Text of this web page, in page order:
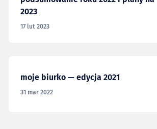
2023
17 lut 2023
moje biurko — edycja 2021
31 mar 2022